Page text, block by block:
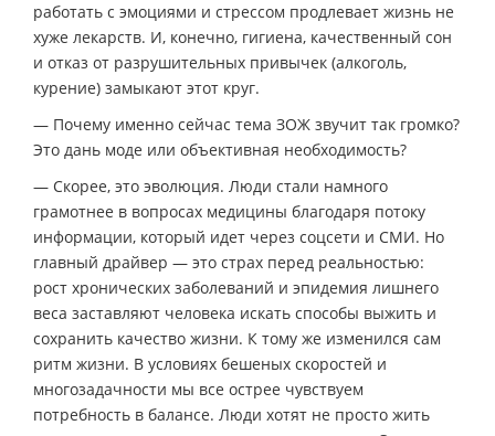
работать с эмоциями и стрессом продлевает жизнь не
хуже лекарств. И, конечно, гигиена, качественный сон
и отказ от разрушительных привычек (алкоголь,
курение) замыкают этот круг.
— Почему именно сейчас тема ЗОЖ звучит так громко?
Это дань моде или объективная необходимость?
— Скорее, это эволюция. Люди стали намного
грамотнее в вопросах медицины благодаря потоку
информации, который идет через соцсети и СМИ. Но
главный драйвер — это страх перед реальностью:
рост хронических заболеваний и эпидемия лишнего
веса заставляют человека искать способы выжить и
сохранить качество жизни. К тому же изменился сам
ритм жизни. В условиях бешеных скоростей и
многозадачности мы все острее чувствуем
потребность в балансе. Люди хотят не просто жить